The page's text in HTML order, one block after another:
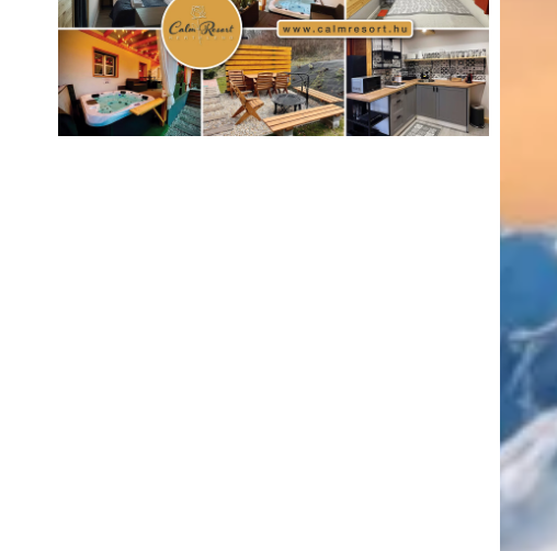
Video(247)világbajnokság (162)Világkupa(129)vitorlázás
(222)vívás(174)vízilabda(197)Érdi Mária(130)életmód
(416)úszás(361)